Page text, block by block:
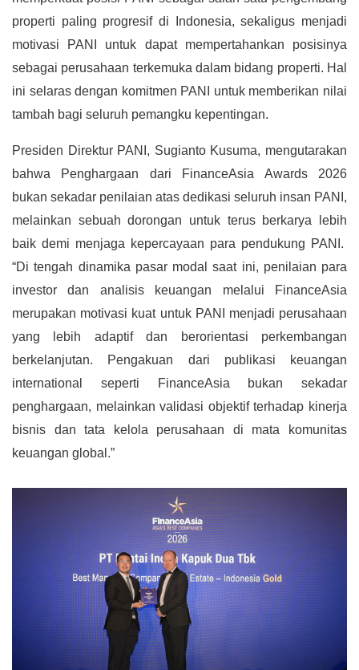
properti paling progresif di Indonesia, sekaligus menjadi
motivasi PANI untuk dapat mempertahankan posisinya
sebagai perusahaan terkemuka dalam bidang properti. Hal
ini selaras dengan komitmen PANI untuk memberikan nilai
tambah bagi seluruh pemangku kepentingan.
Presiden Direktur PANI, Sugianto Kusuma, mengutarakan
bahwa Penghargaan dari FinanceAsia Awards 2026
bukan sekadar penilaian atas dedikasi seluruh insan PANI,
melainkan sebuah dorongan untuk terus berkarya lebih
baik demi menjaga kepercayaan para pendukung PANI.
“Di tengah dinamika pasar modal saat ini, penilaian para
investor dan analisis keuangan melalui FinanceAsia
merupakan motivasi kuat untuk PANI menjadi perusahaan
yang lebih adaptif dan berorientasi perkembangan
berkelanjutan. Pengakuan dari publikasi keuangan
international seperti FinanceAsia bukan sekadar
penghargaan, melainkan validasi objektif terhadap kinerja
bisnis dan tata kelola perusahaan di mata komunitas
keuangan global.”